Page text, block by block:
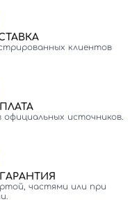
клиентов
официальных источников.
частями или при